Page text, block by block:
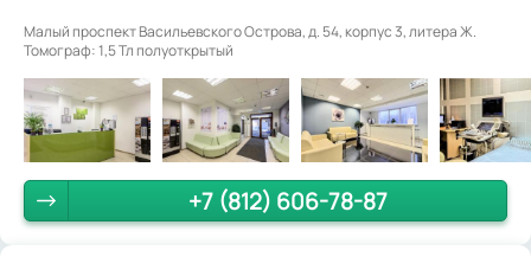
Малый проспект Васильевского Острова, д. 54, корпус 3, литера Ж.
Томограф: 1,5 Тл полуоткрытый
+7 (812) 606-78-87